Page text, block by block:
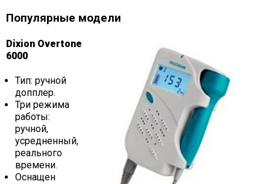
Популярные модели
Dixion Overtone
6000
Тип: ручной
допплер.
Три режима
работы:
ручной,
усредненный,
реального
времени.
Оснащен